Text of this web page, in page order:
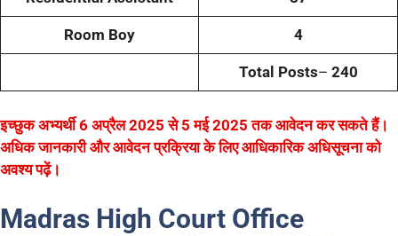
Room Boy 4
Total Posts– 240
इच्छुक अभ्यर्थी 6 अप्रैल 2025 से 5 मई 2025 तक आवेदन कर सकते हैं।
अधिक जानकारी और आवेदन प्रक्रिया के लिए आधिकारिक अधिसूचना को
अवश्य पढ़ें।
Madras High Court Office